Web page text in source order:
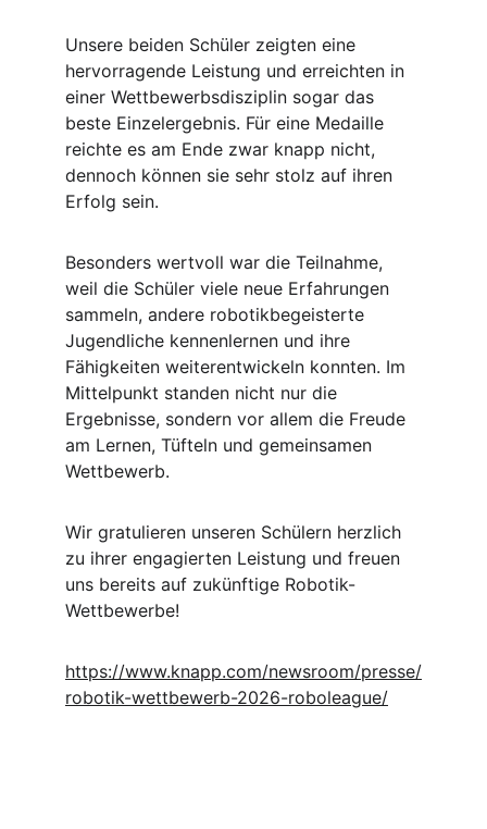
Unsere beiden Schüler zeigten eine
hervorragende Leistung und erreichten in
einer Wettbewerbsdisziplin sogar das
beste Einzelergebnis. Für eine Medaille
reichte es am Ende zwar knapp nicht,
dennoch können sie sehr stolz auf ihren
Erfolg sein.
Besonders wertvoll war die Teilnahme,
weil die Schüler viele neue Erfahrungen
sammeln, andere robotikbegeisterte
Jugendliche kennenlernen und ihre
Fähigkeiten weiterentwickeln konnten. Im
Mittelpunkt standen nicht nur die
Ergebnisse, sondern vor allem die Freude
am Lernen, Tüfteln und gemeinsamen
Wettbewerb.
Wir gratulieren unseren Schülern herzlich
zu ihrer engagierten Leistung und freuen
uns bereits auf zukünftige Robotik-
Wettbewerbe!
https://www.knapp.com/newsroom/presse/
robotik-wettbewerb-2026-roboleague/